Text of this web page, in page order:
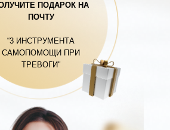
ПОДАРОК НА
ПОЧТУ
“3 ИНСТРУМЕНТА
САМОПОМОЩИ ПРИ
ТРЕВОГИ"